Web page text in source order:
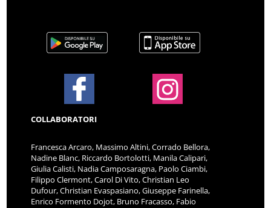
COLLABORATORI
Francesca Arcaro, Massimo Altini, Corrado Bellora,
Nadine Blanc, Riccardo Bortolotti, Manila Calipari,
Giulia Calisti, Nadia Camposaragna, Paolo Ciambi,
Filippo Clermont, Carol Di Vito, Christian Leo
Dufour, Christian Evaspasiano, Giuseppe Farinella,
Enrico Formento Dojot, Bruno Fracasso, Fabio